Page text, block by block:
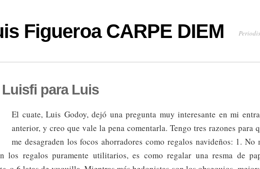
Figueroa CARPE DIEM
Luisfi para Luis
El cuate, Luis Godoy, dejó una pregunta muy interesante en mi
anterior, y creo que vale la pena comentarla. Tengo tres razones para
me desagraden los focos ahorradores como regalos navideños: 1. No
los regalos puramente utilitarios, es como regalar una resma de